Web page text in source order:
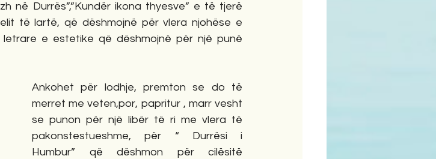
në Durrës”,”Kundër ikona thyesve” e të tjerë
të lartë, që dëshmojnë për vlera njohëse e
e estetike që dëshmojnë për një punë
Ankohet për lodhje, premton se do të
merret me veten,por, papritur , marr vesht
se punon për një libër të ri me vlera të
pakonstestueshme, për “ Durrësi i
Humbur” që dëshmon për cilësitë